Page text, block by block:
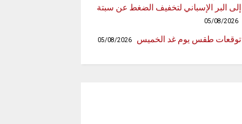
إلى البر الإسباني لتخفيف الضغط عن سبتة
05/08/2026
توقعات طقس يوم غد الخميس 05/08/2026